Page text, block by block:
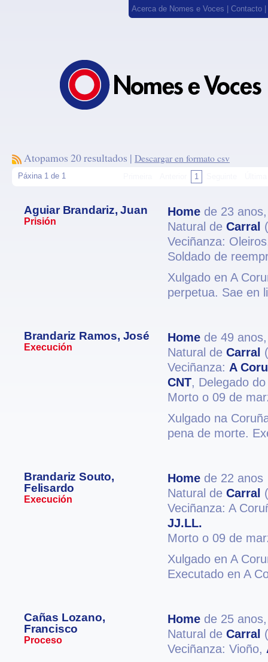
Acerca de Nomes e Voces Contacto
Atopamos 20 resultados | Descargar en formato csv
Páxina 1 de 1 1
Aguiar Brandariz, Juan
Prisión
Home de 23
Natural de Carral
Veciñanza:
Soldado de
Xulgado en A
perpetua. Sae en
Brandariz Ramos, José
Execución
Home de 49
Natural de Carral
Veciñanza: A
CNT, Delegado
Morto o 09 de
Xulgado na
pena de morte.
Brandariz Souto,
Felisardo
Execución
Home de 22 anos
Natural de Carral
Veciñanza: A
JJ.LL.
Morto o 09 de
Xulgado en A
Executado en A
Cañas Lozano,
Francisco
Proceso
Home de 25
Natural de Carral
Veciñanza: Vioño,